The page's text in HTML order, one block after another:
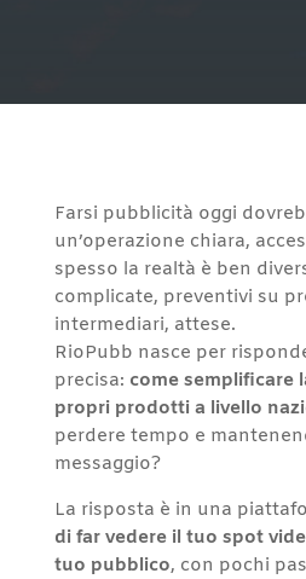
Farsi pubblicità oggi
un’operazione chiara,
spesso la realtà è ben
complicate, preventivi su
intermediari, attese.
RioPubb nasce per
precisa: come semplificare
propri prodotti a livello
perdere tempo e
messaggio?
La risposta è in una
di far vedere il tuo spot
tuo pubblico, con pochi